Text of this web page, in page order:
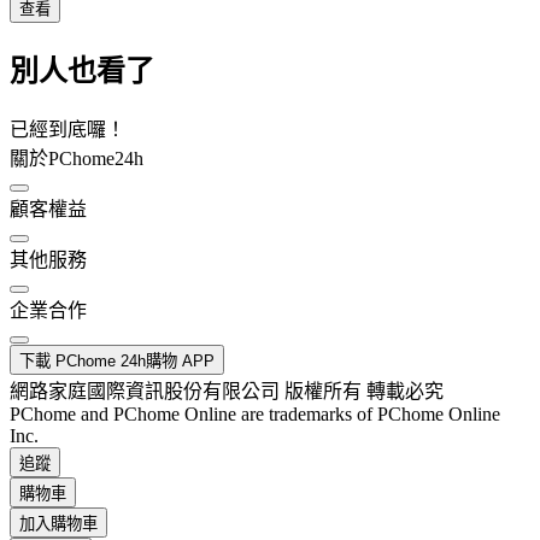
查看
別人也看了
已經到底囉！
關於PChome24h
顧客權益
其他服務
企業合作
下載 PChome 24h購物 APP
網路家庭國際資訊股份有限公司 版權所有 轉載必究
PChome and PChome Online are trademarks of PChome Online
Inc.
追蹤
購物車
加入購物車